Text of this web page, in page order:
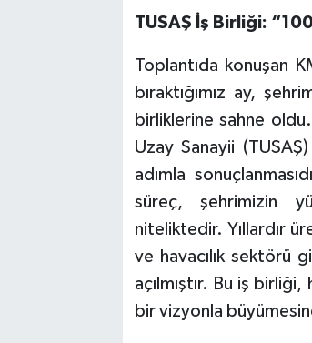
TUSAŞ İş Birliği:
Toplantıda konuşan
bıraktığımız ay,
birliklerine sahne
Uzay Sanayii
adımla
süreç, şehrimizin
niteliktedir. Yıllardır
ve havacılık sektörü
açılmıştır. Bu iş
bir vizyonla